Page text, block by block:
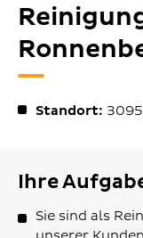
Standort:
Ihre
Sie sind als